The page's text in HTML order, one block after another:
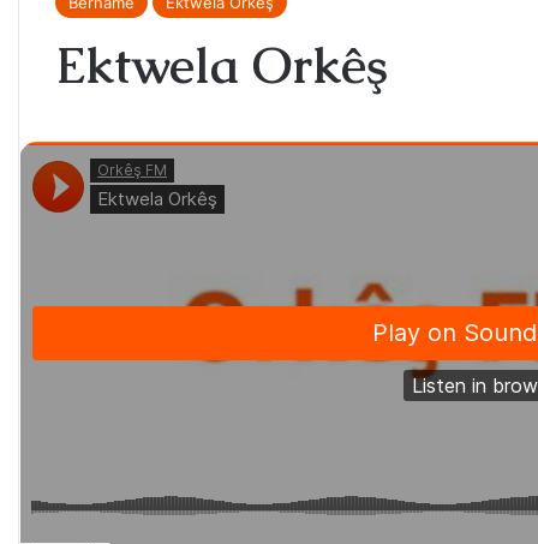
Ektwela Orkêş